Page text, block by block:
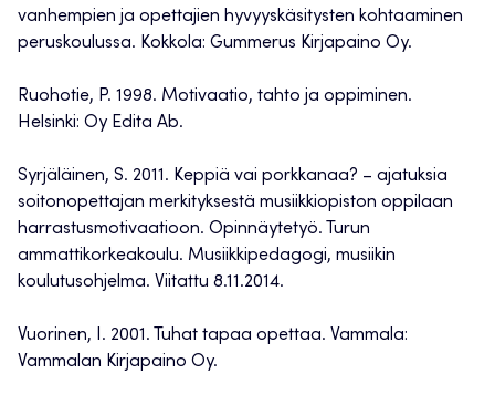
vanhempien ja opettajien hyvyyskäsitysten kohtaaminen
peruskoulussa. Kokkola: Gummerus Kirjapaino Oy.
Ruohotie, P. 1998. Motivaatio, tahto ja oppiminen.
Helsinki: Oy Edita Ab.
Syrjäläinen, S. 2011. Keppiä vai porkkanaa? – ajatuksia
soitonopettajan merkityksestä musiikkiopiston oppilaan
harrastusmotivaatioon. Opinnäytetyö. Turun
ammattikorkeakoulu. Musiikkipedagogi, musiikin
koulutusohjelma. Viitattu 8.11.2014.
Vuorinen, I. 2001. Tuhat tapaa opettaa. Vammala:
Vammalan Kirjapaino Oy.